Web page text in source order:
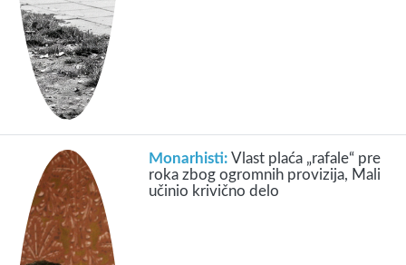
Monarhisti:Vlast plaća „rafale“ pre
roka zbog ogromnih provizija, Mali
učinio krivično delo